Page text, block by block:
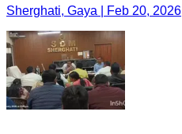
Sherghati, Gaya | Feb 20, 2026